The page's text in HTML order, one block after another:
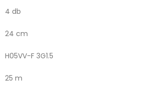
4 db
24 cm
H05VV-F 3G1.5
25 m